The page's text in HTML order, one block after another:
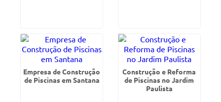
Empresa de Construção
de Piscinas em Santana
Construção e Reforma
de Piscinas no Jardim
Paulista